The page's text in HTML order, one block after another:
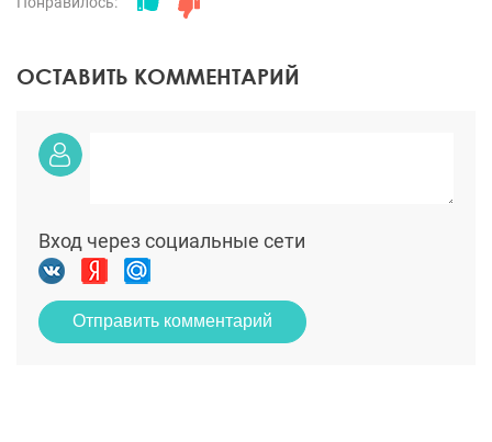
ОСТАВИТЬ КОММЕНТАРИЙ
Вход через социальные сети
Отправить комментарий